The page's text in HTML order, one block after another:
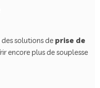
solutions de prise de
encore plus de souplesse